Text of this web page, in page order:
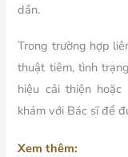
dần.
Trong trường hợp
thuật tiêm, tình
hiệu cải thiện
khám với Bác sĩ để
Xem thêm: